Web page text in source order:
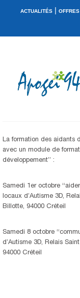
ACTUALITÉS|
La formation des aidants
avec un module de
développement” :
Samedi 1er octobre
locaux d’Autisme 3D,
Billotte, 94000 Créteil
Samedi 8 octobre
d’Autisme 3D, Relais
94000 Créteil